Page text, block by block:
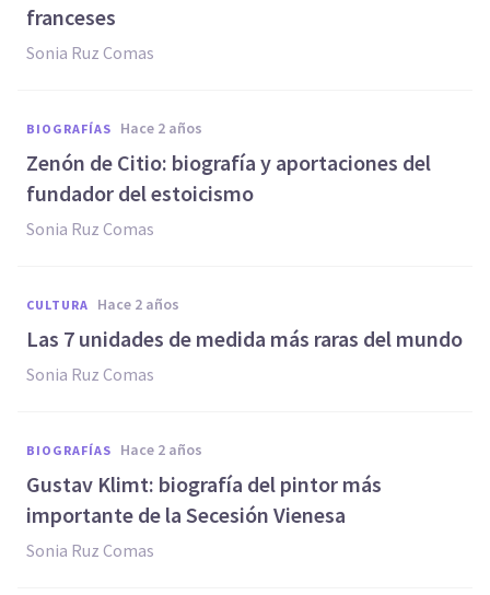
franceses
Sonia Ruz Comas
BIOGRAFÍAS hace 2 años
Zenón de Citio: biografía y aportaciones del
fundador del estoicismo
Sonia Ruz Comas
CULTURA hace 2 años
Las 7 unidades de medida más raras del mundo
Sonia Ruz Comas
BIOGRAFÍAS hace 2 años
Gustav Klimt: biografía del pintor más
importante de la Secesión Vienesa
Sonia Ruz Comas